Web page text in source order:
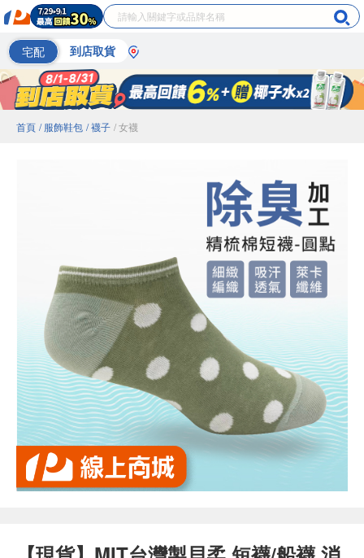
宅配 到店取貨
首頁 / 服飾鞋包 / 襪子 / 女襪